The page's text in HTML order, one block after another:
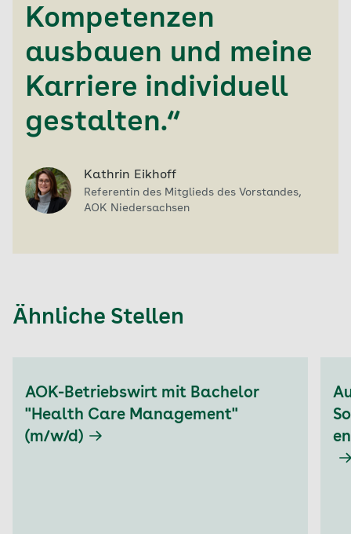
Kompetenzen
ausbauen und meine
Karriere individuell
gestalten.“
Kathrin Eikhoff
Referentin des Mitglieds des Vorstandes,
AOK Niedersachsen
Ähnliche Stellen
AOK-Betriebswirt mit Bachelor
"Health Care Management"
(m/w/d)